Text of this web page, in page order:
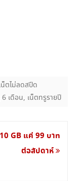
น็ตไม่ลดสปีด
เดือน, เน็ตทรูรายปี
GB แค่ 99 บาท
ต่อสัปดาห์